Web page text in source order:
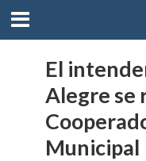
El
Alegre se
Municipal